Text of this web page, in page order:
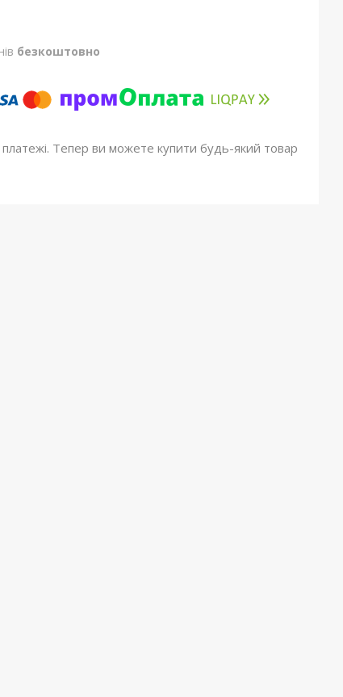
безкоштовно
платежі. Тепер ви можете купити будь-який товар